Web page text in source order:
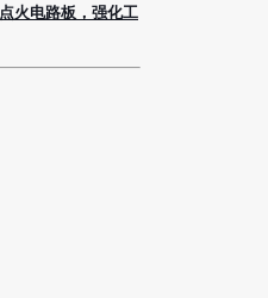
火电路板，强化工